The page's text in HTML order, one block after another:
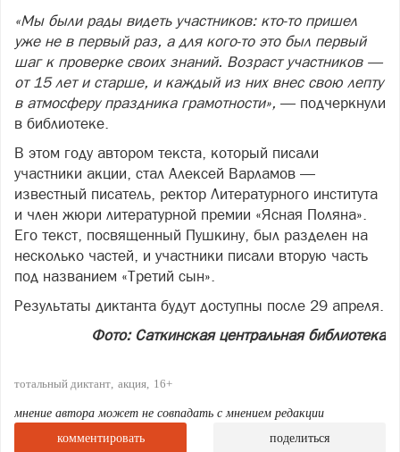
«Мы были рады видеть участников: кто-то пришел
уже не в первый раз, а для кого-то это был первый
шаг к проверке своих знаний. Возраст участников —
от 15 лет и старше, и каждый из них внес свою лепту
в атмосферу праздника грамотности», — подчеркнули
в библиотеке.
В этом году автором текста, который писали
участники акции, стал Алексей Варламов —
известный писатель, ректор Литературного института
и член жюри литературной премии «Ясная Поляна».
Его текст, посвященный Пушкину, был разделен на
несколько частей, и участники писали вторую часть
под названием «Третий сын».
Результаты диктанта будут доступны после 29 апреля.
Фото: Саткинская центральная библиотека
тотальный диктант акция 16+
мнение автора может не совпадать с мнением редакции
комментировать
поделиться